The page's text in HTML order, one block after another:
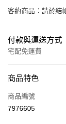
客約商品：請於結
付款與運送方式
宅配免運費
信用卡一次付款
信用卡分期付款
商品特色
商品編號
7976605